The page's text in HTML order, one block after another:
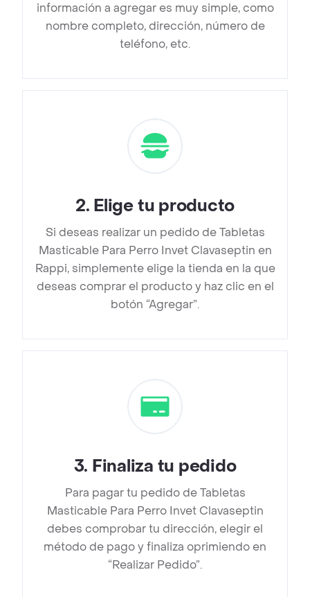
información a agregar es muy simple, como
nombre completo, dirección, número de
teléfono, etc.
2. Elige tu producto
Si deseas realizar un pedido de Tabletas
Masticable Para Perro Invet Clavaseptin en
Rappi, simplemente elige la tienda en la que
deseas comprar el producto y haz clic en el
botón “Agregar”.
3. Finaliza tu pedido
Para pagar tu pedido de Tabletas
Masticable Para Perro Invet Clavaseptin
debes comprobar tu dirección, elegir el
método de pago y finaliza oprimiendo en
“Realizar Pedido”.